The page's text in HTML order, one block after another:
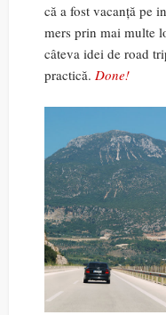
că a fost vacanță pe
mers prin mai multe
câteva idei de road
practică. Done!